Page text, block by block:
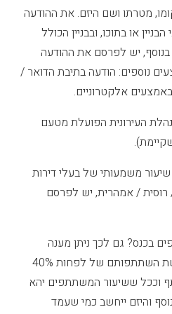
מטרתו ושם היזם. את ההודעה
או בתוכו, ובבניין הכולל
בנוסף, יש לפרסם את ההודעה
נוספים: הודעה בתיבת הדואר /
אלקטרוניים.
העירונית הפועלת מטעם
משמעותי של בעלי דירות
/ אמהרית, יש לפרסם
בכנס? גם לכך ניתן מענה
בתקנות אשר קובעות כי נדרשת השתתפותם של לפחות 40%
וככל ששיעור המשתתפים יהא
נוסף והיזם ייחשב כמי שעמד